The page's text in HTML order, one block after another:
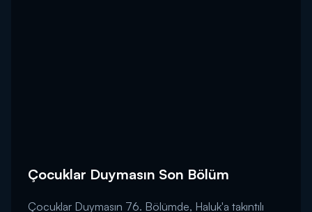
Çocuklar Duymasın Son Bölüm
Çocuklar Duymasın 76. Bölümde, Haluk'a takıntılı